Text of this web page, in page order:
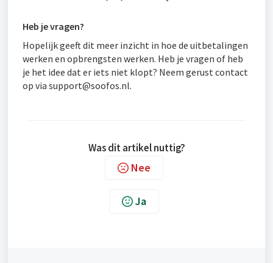
Heb je vragen?
Hopelijk geeft dit meer inzicht in hoe de uitbetalingen
werken en opbrengsten werken. Heb je vragen of heb
je het idee dat er iets niet klopt? Neem gerust contact
op via support@soofos.nl.
Was dit artikel nuttig?
Nee
Ja